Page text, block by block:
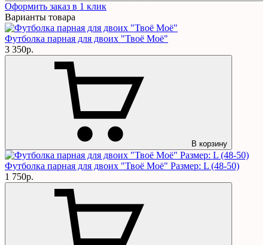
Оформить заказ в 1 клик
Варианты товара
Футболка парная для двоих "Твоё Моё"
3 350р.
В корзину
Футболка парная для двоих "Твоё Моё" Размер: L (48-50)
1 750р.